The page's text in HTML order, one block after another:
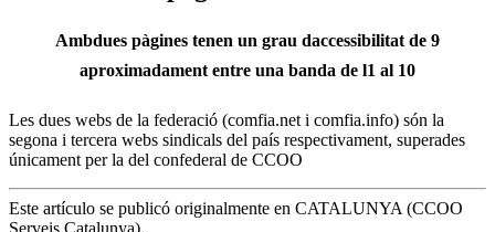
Ambdues pàgines tenen un grau daccessibilitat de 9
aproximadament entre una banda de l1 al 10
Les dues webs de la federació (comfia.net i comfia.info) són la
segona i tercera webs sindicals del país respectivament, superades
únicament per la del confederal de CCOO
Este artículo se publicó originalmente en CATALUNYA (CCOO
Serveis Catalunya) ,